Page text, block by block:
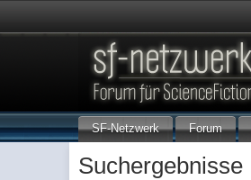
SF-Netzwerk Forum
Suchergebnisse